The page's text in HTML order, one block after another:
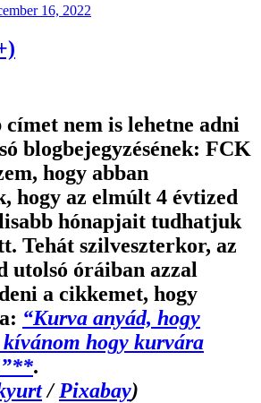
16, 2022
nem is lehetne adni
blogbejegyzésének: FCK
hogy abban
hogy az elmúlt 4 évtized
hónapjait tudhatjuk
Tehát szilveszterkor, az
utolsó óráiban azzal
a cikkemet, hogy
“Kurva anyád, hogy
kívánom hogy kurvára
.
/ Pixabay)